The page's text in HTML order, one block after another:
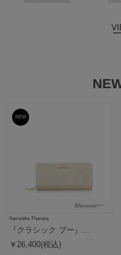
予約
NEW
Samantha Thavasa
『クラシック プー』...
￥26,400(税込)